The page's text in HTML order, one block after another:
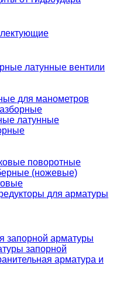
латунные вентили
для манометров
латунные
поворотные
(ножевые)
для арматуры
запорной арматуры
запорной
арматура и